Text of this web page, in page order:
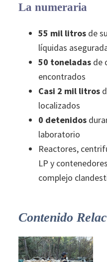
La numeraria
55 mil litrosde
líquidas
50 toneladasde
encontrados
Casi 2 mil litros
localizados
0 detenidos
laboratorio
Reactores,
LP y
complejo
Contenido